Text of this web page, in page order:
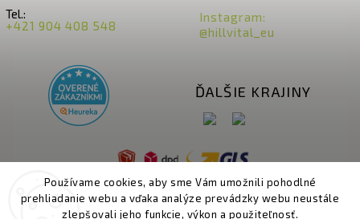
Používame cookies, aby sme Vám umožnili pohodlné
prehliadanie webu a vďaka analýze prevádzky webu neustále
zlepšovali jeho funkcie, výkon a použiteľnosť.
Tel.:
+421 904 408 548
Instagram:
@hillvital_eu
ĎALŠIE KRAJINY